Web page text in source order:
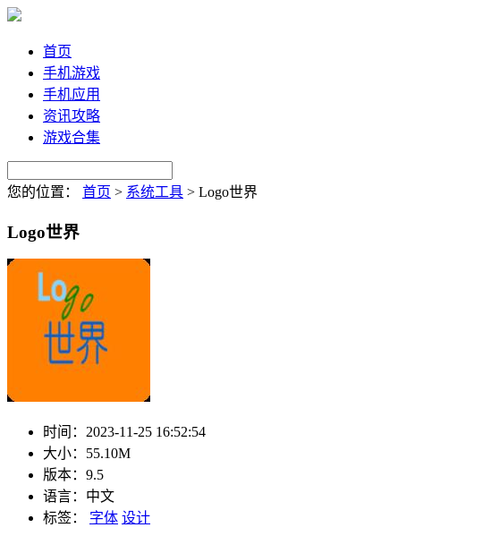
首页
手机游戏
手机应用
资讯攻略
游戏合集
您的位置： 首页 > 系统工具 > Logo世界
Logo世界
时间： 2023-11-25 16:52:54
大小： 55.10M
版本： 9.5
语言： 中文
标签：
字体 设计